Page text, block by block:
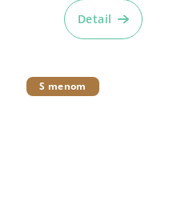
Detail
S menom